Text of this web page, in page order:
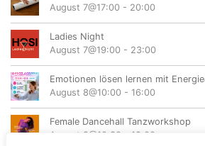
August 7@17:00 - 20:00
Ladies Night
August 7@19:00 - 23:00
Emotionen lösen lernen mit
August 8@10:00 - 16:00
Female Dancehall Tanzworkshop
August 8@10:30
12:00